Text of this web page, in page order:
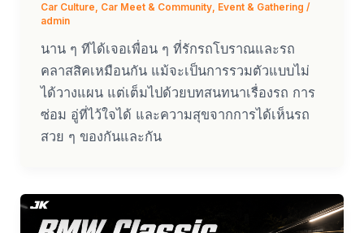
Car Culture, Car Meet & Community, Event & Gathering /
admin
นาน ๆ ทีได้เจอเพื่อน ๆ ที่รักรถโบราณและรถ
คลาสสิคเหมือนกัน แม้จะเป็นการรวมตัวแบบไม่
ได้วางแผน แต่เต็มไปด้วยบทสนทนาเรื่องรถ การ
ซ่อม อู่ที่ไว้ใจได้ และความสุขจากการได้เห็นรถ
สวย ๆ ของกันและกัน